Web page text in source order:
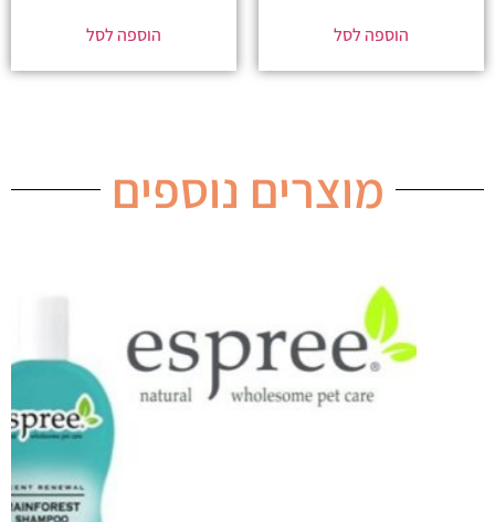
הוספה לסל הוספה לסל
מוצרים נוספים